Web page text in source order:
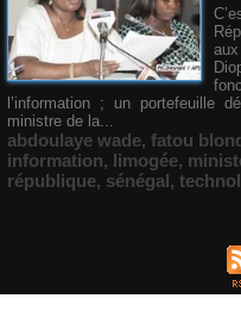
l’information ; un portefeuille
ministre de la...
abdoulaye wade, fatou
information, limogée,
république, sénégal,